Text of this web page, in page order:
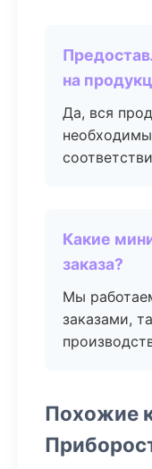
на
Да, вся
Какие
заказа?
Мы
заказами,
Похожие